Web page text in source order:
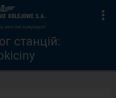
станцій: